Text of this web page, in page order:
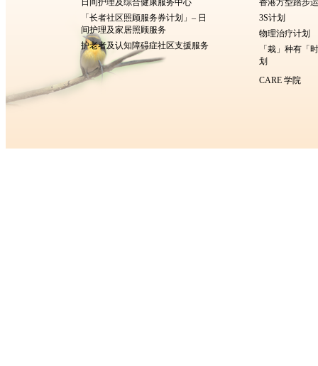
日间护理及综合健康服务中心
「长者社区照顾服务券计划」– 日
间护理及家居照顾服务
护老者及认知障碍症社区支援服务
香港方型​​踏步
3S计划
物理治疗计划
「栽」种有
划
CARE 学院